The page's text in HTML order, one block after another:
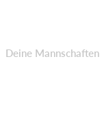
Deine Mannschaften